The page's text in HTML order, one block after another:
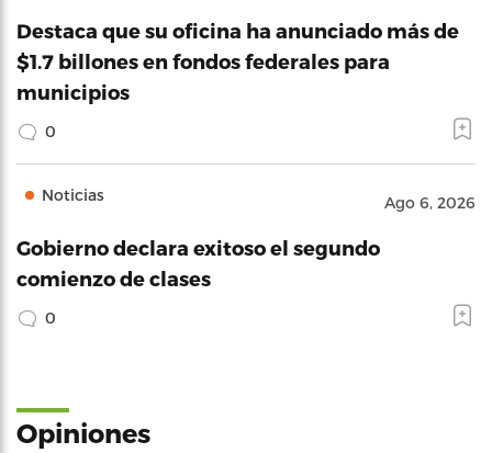
Destaca que su oficina ha anunciado más de
$1.7 billones en fondos federales para
municipios
0
Noticias Ago 6, 2026
Gobierno declara exitoso el segundo
comienzo de clases
0
Opiniones